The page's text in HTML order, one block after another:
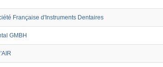
Française d'Instruments Dentaires
GMBH